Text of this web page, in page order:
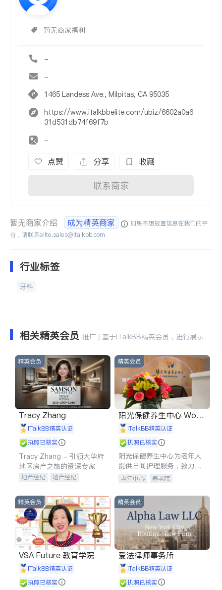
暂无商家福利
-
-
1465 Landess Ave., Milpitas, CA 95035
https://www.italkbbelite.com/ubiz/6602a0a6
31d531db74f69f7b
-
点赞 分享 收藏
联系商家
暂无商家介绍 成为精英商家
如果不想放置信息在我们的平
台，请联系elite.sales@italkbb.com
行业标签
牙科
相关精英会员 推广 | 基于iTalkBB精英会员，进行展示
精英会员
Tracy Zhang
iTalkBB精英认证
执照已核实
Tracy Zhang - 引领大华府
地区房产之旅的资深专家
地产经纪
地产经纪
商铺租售
开发商建商
精英会员
阳光保健养生中心 World
shine
iTalkBB精英认证
执照已核实
阳光保健养生中心为老年人
提供日间护理服务，致力于
通过持续的护理创新来有效
老年中心 养老院
精英会员
VSA Future 教育学院
iTalkBB精英认证
执照已核实
精英会员
爱法律师事务所
iTalkBB精英认证
执照已核实